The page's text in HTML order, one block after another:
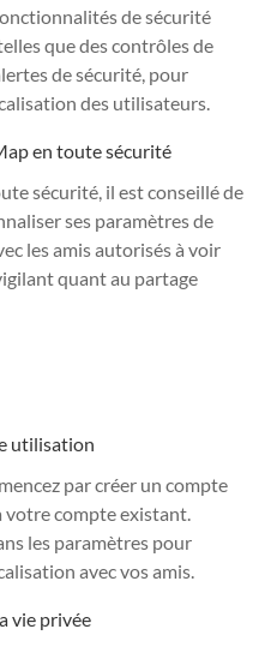
de sécurité
que des contrôles de
de sécurité, pour
des utilisateurs.
en toute sécurité
sécurité, il est conseillé de
ses paramètres de
les amis autorisés à voir
quant au partage
utilisation
par créer un compte
compte existant.
les paramètres pour
avec vos amis.
vie privée